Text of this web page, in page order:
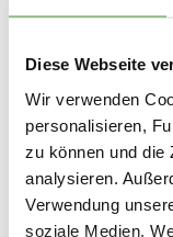
Diese Webseite
Wir verwenden
personalisieren,
zu können und die
analysieren.
Verwendung
soziale Medien,
verwerten
aufgenommen
unterschiedliche
zu intensiven
Belastung liegen.
Tipp: Schüßler-